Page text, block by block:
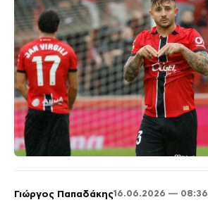
Γιώργος Παπαδάκης16.06.2026 — 08:36